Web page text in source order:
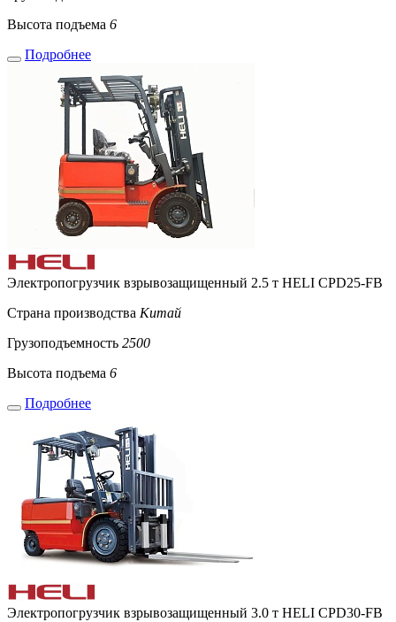
Высота подъема 6
Подробнее
Электропогрузчик взрывозащищенный 2.5 т HELI CPD25-FB
Страна производства Китай
Грузоподъемность 2500
Высота подъема 6
Подробнее
Электропогрузчик взрывозащищенный 3.0 т HELI CPD30-FB